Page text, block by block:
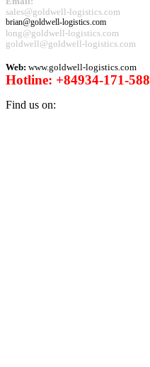
sales@goldwell-logistics.com
brian@goldwell-logistics.com
ong@goldwell-logistics.com
goldwell@goldwell-logistics.com
Web: www.goldwell-logistics.com
Hotline: +84934-171-588
Find us on: